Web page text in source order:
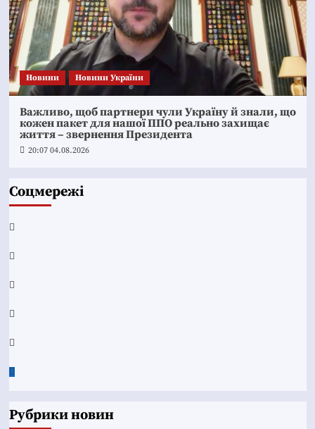
Новини Новини України
Важливо, щоб партнери чули Україну й знали, що
кожен пакет для нашої ППО реально захищає
життя – звернення Президента
20:07 04.08.2026
Соцмережі
Facebook
YouTube
Telegram
Instagram
Twitter
Google
Рубрики новин